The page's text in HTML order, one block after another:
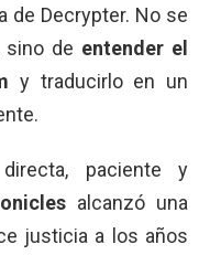
de Decrypter. No se
sino de entender el
y traducirlo en un
paciente y
alcanzó una
justicia a los años